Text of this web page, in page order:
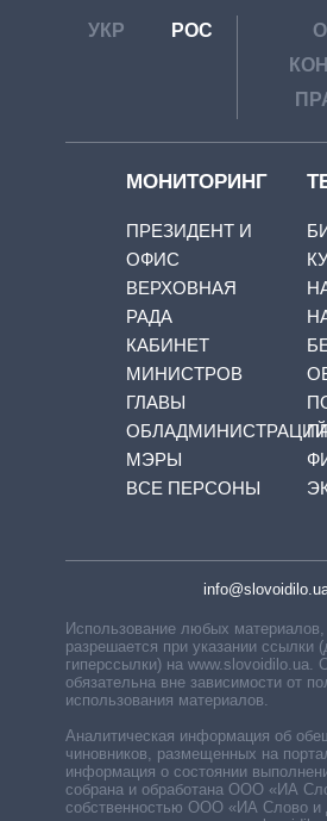
УКР РОС
МОНИТОРИНГ
ПРЕЗИДЕНТ И
ОФИС
ВЕРХОВНАЯ
РАДА
КАБИНЕТ
МИНИСТРОВ
ГЛАВЫ
ОБЛАДМИНИСТРАЦИЙ
МЭРЫ
ВСЕ ПЕРСОНЫ
Использование любых
разрешается при указании ссылки
гиперссылки) на www.slovoidilo.ua.
обязательна вне зависимости от
использования материалов.
Аналитическая информация об
чиновников, размещенных на
информация о состоянии
собрана и обработана ООО «ИА
собственностью ООО «ИА Слово и